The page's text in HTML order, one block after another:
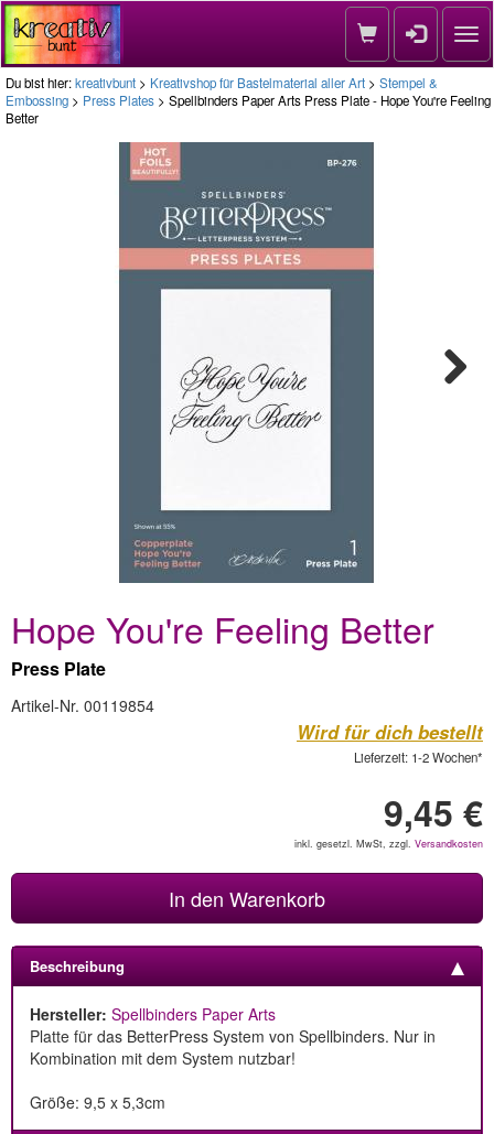
Du bist hier:kreativbunt > Kreativshop für Bastelmaterial aller Art > Stempel &
Embossing > Press Plates > Spellbinders Paper Arts Press Plate - Hope You're Feeling
Better
Hope You're Feeling Better
Press Plate
Artikel-Nr. 00119854
Wird für dich bestellt
Lieferzeit: 1-2 Wochen*
9,45 €
inkl. gesetzl. MwSt, zzgl. Versandkosten
In den Warenkorb
Beschreibung
Hersteller: Spellbinders Paper Arts
Platte für das BetterPress System von Spellbinders. Nur in
Kombination mit dem System nutzbar!
Größe: 9,5 x 5,3cm